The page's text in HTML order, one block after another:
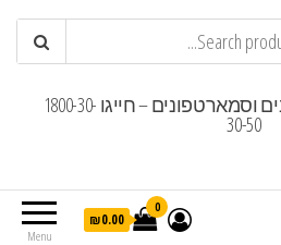
מגוון מבצעים למחשבים וסמארטפונים – חייגו 1800-30-
30-50
Menu
0
₪0.00